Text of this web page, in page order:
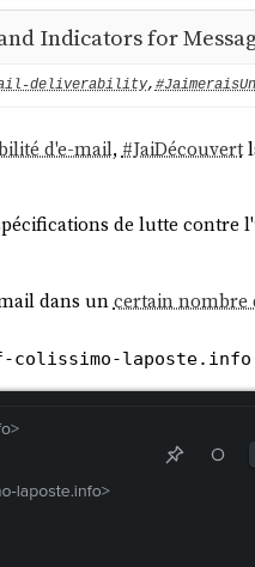
savoir si elle contient
Indicators for
deliverability,
d'e-mail, #JaiDécouvert
de lutte
dans uncertain nombre
colissimo-laposte.info